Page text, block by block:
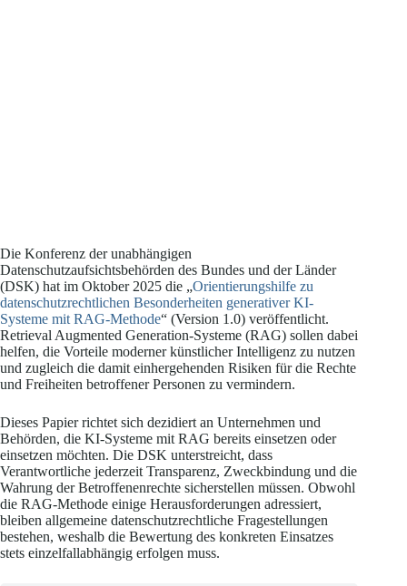
Die Konferenz der unabhängigen
Datenschutzaufsichtsbehörden des Bundes und der Länder
(DSK) hat im Oktober 2025 die „Orientierungshilfe zu
datenschutzrechtlichen Besonderheiten generativer KI-
Systeme mit RAG-Methode“ (Version 1.0) veröffentlicht.
Retrieval Augmented Generation-Systeme (RAG) sollen dabei
helfen, die Vorteile moderner künstlicher Intelligenz zu nutzen
und zugleich die damit einhergehenden Risiken für die Rechte
und Freiheiten betroffener Personen zu vermindern.
Dieses Papier richtet sich dezidiert an Unternehmen und
Behörden, die KI-Systeme mit RAG bereits einsetzen oder
einsetzen möchten. Die DSK unterstreicht, dass
Verantwortliche jederzeit Transparenz, Zweckbindung und die
Wahrung der Betroffenenrechte sicherstellen müssen. Obwohl
die RAG-Methode einige Herausforderungen adressiert,
bleiben allgemeine datenschutzrechtliche Fragestellungen
bestehen, weshalb die Bewertung des konkreten Einsatzes
stets einzelfallabhängig erfolgen muss.